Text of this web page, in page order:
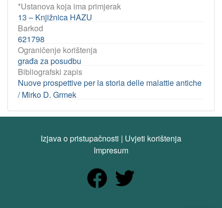
*Ustanova koja ima primjerak
13 – Knjižnica HAZU
Barkod
621798
Ograničenje korištenja
građa za posudbu
Bibliografski zapis
Nuove prospettive per la storia delle malattie antiche
/ Mirko D. Grmek
Izjava o pristupačnosti | Uvjeti korištenja
Impresum